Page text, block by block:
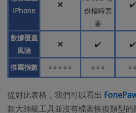
iPhone
❌
份檔時需
要
✔️
數據覆蓋
風險
❌ ✔️ ✔️
推薦指數 ⭐⭐⭐⭐⭐ ⭐⭐⭐
從對比表格，我們可以看出
款大師級工具並沒有檔案恢復類型的